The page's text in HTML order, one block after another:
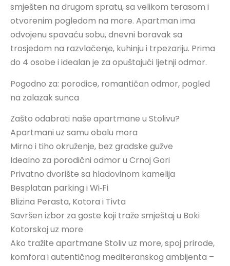
smješten na drugom spratu, sa velikom terasom i
otvorenim pogledom na more. Apartman ima
odvojenu spavaću sobu, dnevni boravak sa
trosjedom na razvlačenje, kuhinju i trpezariju. Prima
do 4 osobe i idealan je za opuštajući ljetnji odmor.
Pogodno za: porodice, romantičan odmor, pogled
na zalazak sunca
Zašto odabrati naše apartmane u Stolivu?
Apartmani uz samu obalu mora
Mirno i tiho okruženje, bez gradske gužve
Idealno za porodični odmor u Crnoj Gori
Privatno dvorište sa hladovinom kamelija
Besplatan parking i Wi‑Fi
Blizina Perasta, Kotora i Tivta
Savršen izbor za goste koji traže smještaj u Boki
Kotorskoj uz more
Ako tražite apartmane Stoliv uz more, spoj prirode,
komfora i autentičnog mediteranskog ambijenta –